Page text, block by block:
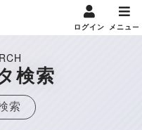
ログイン メニュー
検索
索